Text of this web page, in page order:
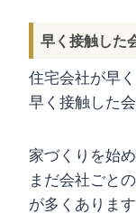
早く接触した
住宅会社が早
早く接触した
家づくりを始
まだ会社ごと
が多くあります